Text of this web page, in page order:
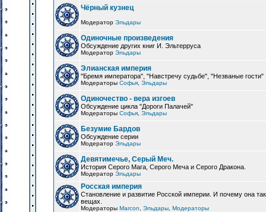
Чёрный кузнец
Модератор Эльдары
Одиночные произведения
Обсуждение других книг И. Эльтерруса
Модератор Эльдары
Элианская империя
"Бремя императора", "Навстречу судьбе", "Незваные гости"
Модераторы Софья Эльдары
Одиночество - вера изгоев
Обсуждение цикла "Дороги Палачей"
Модераторы Софья Эльдары
Безумие Бардов
Обсуждение серии
Модератор Эльдары
Девятимечье, Серый Меч.
История Серого Мага, Серого Меча и Серого Дракона.
Модератор Эльдары
Росская империя
Становление и развитие Росской империи. И почему она
вещах.
Модераторы Marcon Эльдары Модераторы